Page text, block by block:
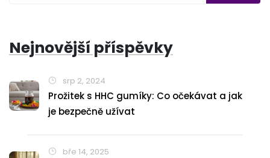
Nejnovější příspěvky
srp 2, 2024
Prožitek s HHC gumíky: Co očekávat a jak
je bezpečně užívat
bře 14, 2025